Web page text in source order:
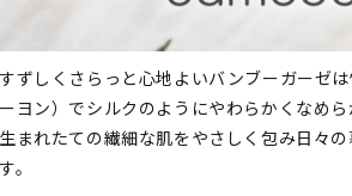
すずしくさらっと心地よいバンブーガーゼ
ーヨン）でシルクのようにやわらかくなめら
生まれたての繊細な肌をやさしく包み日々
す。